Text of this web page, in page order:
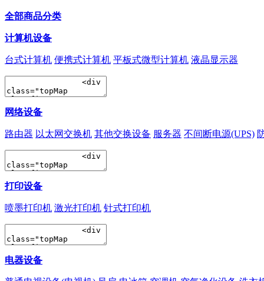
全部商品分类
计算机设备
台式计算机 便携式计算机 平板式微型计算机 液晶显示器
网络设备
路由器 以太网交换机 其他交换设备 服务器 不间断电源(UPS)
打印设备
喷墨打印机 激光打印机 针式打印机
电器设备